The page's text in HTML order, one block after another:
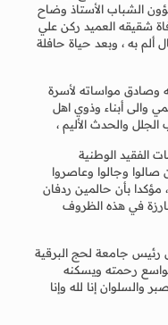
الشباب الأستاذ وضاح
شقيقه العميد ركن علي
به ، وبعد حياة حافلة
مواساته لأسرة
والى أبناء وذوي اهل
والحدث الأليم ،
الفقيد الوطنية
صالوا وجالوا وعاصروا
مؤكدا بأن حالمين ردفان
في هذه الظروف
رئيس جامعة لحج البرقية
رحمته ويسكنه
والسلوان إنا لله وإنا